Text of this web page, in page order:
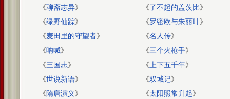
《聊斋志异》 《了不起的盖茨比》
《绿野仙踪》 《罗密欧与朱丽叶》
《麦田里的守望者》 《名人传》
《呐喊》 《三个火枪手》
《三国志》 《 上下五千年》
《世说新语》 《双城记》
《隋唐演义》 《太阳照常升起》